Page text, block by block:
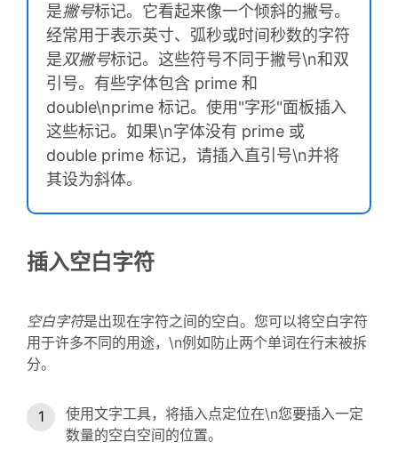
是撇号标记。它看起来像一个倾斜的撇号。
经常用于表示英寸、弧秒或时间秒数的字符
是双撇号标记。这些符号不同于撇号\n和双
引号。有些字体包含 prime 和
double\nprime 标记。使用"字形"面板插入
这些标记。如果\n字体没有 prime 或
double prime 标记，请插入直引号\n并将
其设为斜体。
插入空白字符
空白字符是出现在字符之间的空白。您可以将空白字符
用于许多不同的用途，\n例如防止两个单词在行末被拆
分。
使用文字工具，将插入点定位在\n您要插入一定
数量的空白空间的位置。